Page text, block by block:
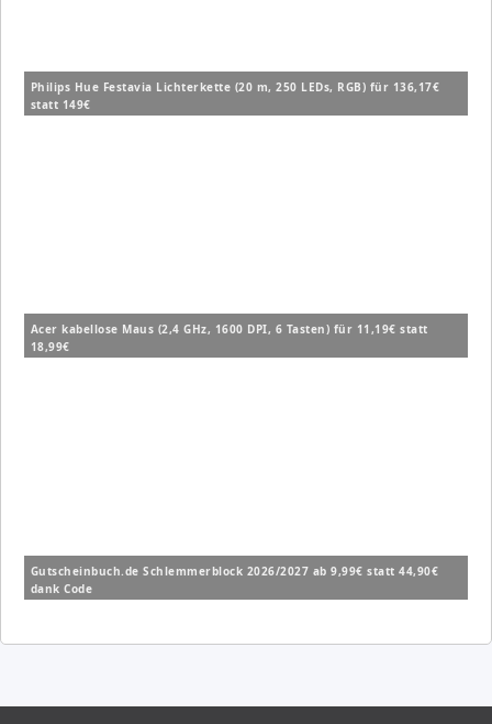
Philips Hue Festavia Lichterkette (20 m, 250 LEDs, RGB) für 136,17€
statt 149€
Acer kabellose Maus (2,4 GHz, 1600 DPI, 6 Tasten) für 11,19€ statt
18,99€
Gutscheinbuch.de Schlemmerblock 2026/2027 ab 9,99€ statt 44,90€
dank Code